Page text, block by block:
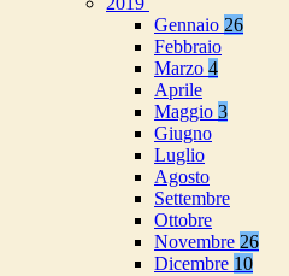
Gennaio 26
Febbraio
Marzo 4
Aprile
Maggio 3
Giugno
Luglio
Agosto
Settembre
Ottobre
Novembre 26
Dicembre 10